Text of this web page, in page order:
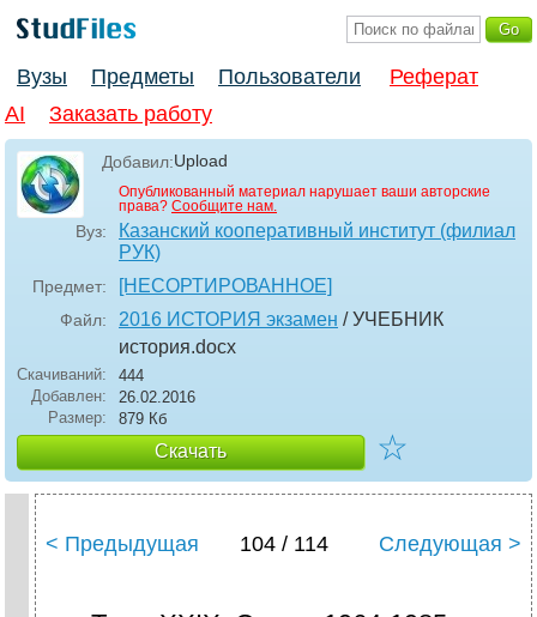
Вузы Предметы Пользователи
Реферат
AI
Заказать работу
Добавил:Upload
Опубликованный материал нарушает ваши авторские
права? Сообщите нам.
Вуз:
Казанский кооперативный институт (филиал
РУК)
Предмет: [НЕСОРТИРОВАННОЕ]
Файл: 2016 ИСТОРИЯ экзамен / УЧЕБНИК
история.docx
Скачиваний:
444
Добавлен:
26.02.2016
Размер:
879 Кб
Скачать ☆
< Предыдущая 104 / 114 Следующая >